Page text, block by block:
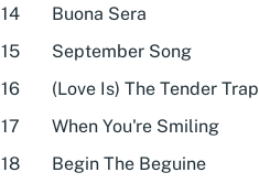
14
Buona Sera
15
September Song
16
(Love Is) The Tender Trap
17
When You're Smiling
18
Begin The Beguine